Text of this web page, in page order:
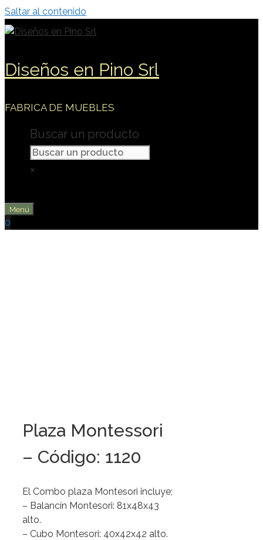
Saltar al contenido
Diseños en Pino Srl
FABRICA DE MUEBLES
Buscar un producto
×
Menú
0
Plaza Montessori
– Código: 1120
El Combo plaza Montesori incluye;
– Balancín Montesori: 81x48x43
alto.
– Cubo Montesori: 40x42x42 alto.